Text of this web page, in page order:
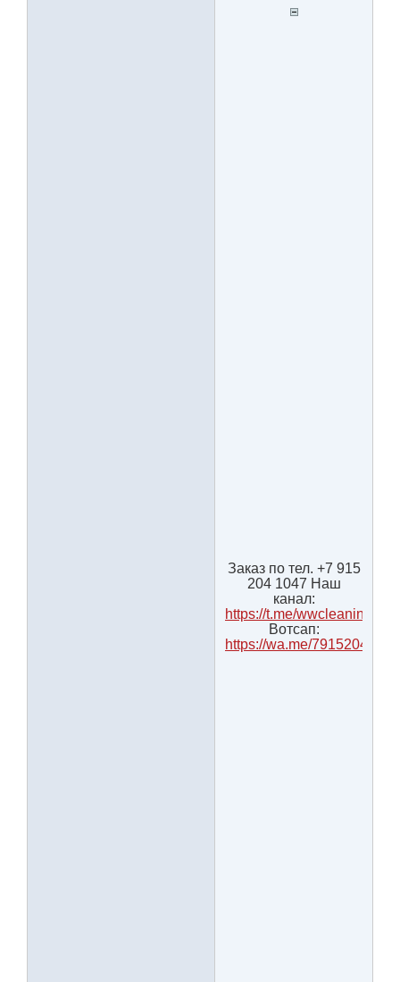
Заказ по тел. +7 915
204 1047 Наш
канал:
https://t.me/wwcleaning
Вотсап:
https://wa.me/79152041047